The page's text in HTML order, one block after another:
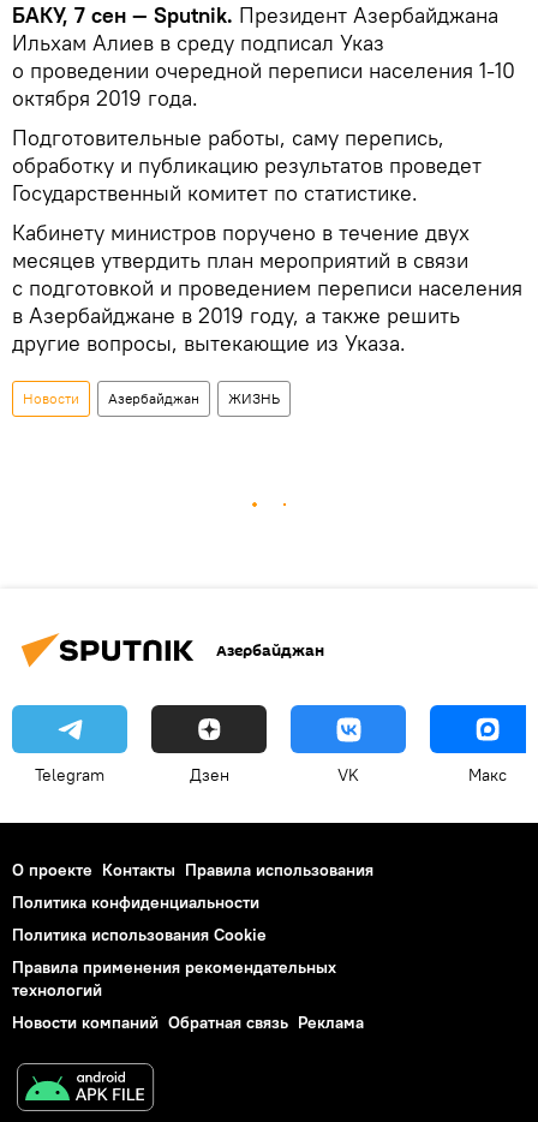
БАКУ, 7 сен — Sputnik. Президент Азербайджана
Ильхам Алиев в среду подписал Указ
о проведении очередной переписи населения 1-10
октября 2019 года.
Подготовительные работы, саму перепись,
обработку и публикацию результатов проведет
Государственный комитет по статистике.
Кабинету министров поручено в течение двух
месяцев утвердить план мероприятий в связи
с подготовкой и проведением переписи населения
в Азербайджане в 2019 году, а также решить
другие вопросы, вытекающие из Указа.
Новости Азербайджан ЖИЗНЬ
Азербайджан
Telegram Дзен VK Макс
О проекте Контакты Правила использования
Политика конфиденциальности
Политика использования Cookie
Правила применения рекомендательных
технологий
Новости компаний Обратная связь Реклама